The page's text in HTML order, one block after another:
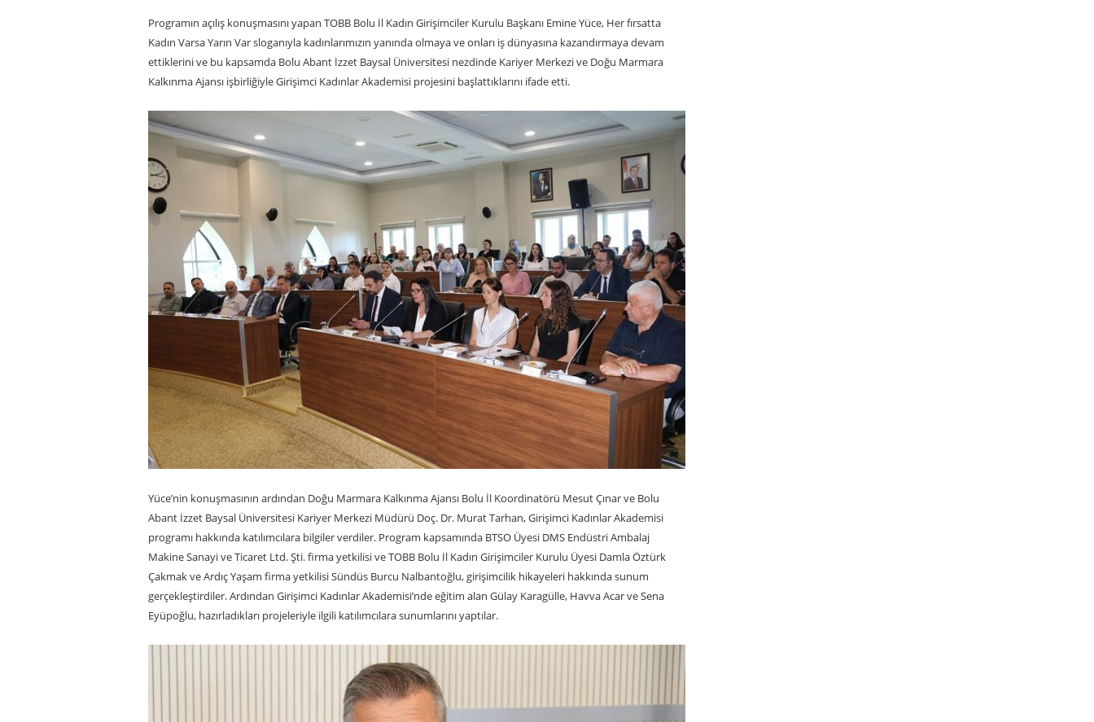
Programın açılış konuşmasını yapan TOBB Bolu İl Kadın Girişimciler Kurulu Başkanı Emine Yüce, Her fırsatta
Kadın Varsa Yarın Var sloganıyla kadınlarımızın yanında olmaya ve onları iş dünyasına kazandırmaya devam
ettiklerini ve bu kapsamda Bolu Abant İzzet Baysal Üniversitesi nezdinde Kariyer Merkezi ve Doğu Marmara
Kalkınma Ajansı işbirliğiyle Girişimci Kadınlar Akademisi projesini başlattıklarını ifade etti.
Yüce’nin konuşmasının ardından Doğu Marmara Kalkınma Ajansı Bolu İl Koordinatörü Mesut Çınar ve Bolu
Abant İzzet Baysal Üniversitesi Kariyer Merkezi Müdürü Doç. Dr. Murat Tarhan, Girişimci Kadınlar Akademisi
programı hakkında katılımcılara bilgiler verdiler. Program kapsamında BTSO Üyesi DMS Endüstri Ambalaj
Makine Sanayi ve Ticaret Ltd. Şti. firma yetkilisi ve TOBB Bolu İl Kadın Girişimciler Kurulu Üyesi Damla Öztürk
Çakmak ve Ardıç Yaşam firma yetkilisi Sündüs Burcu Nalbantoğlu, girişimcilik hikayeleri hakkında sunum
gerçekleştirdiler. Ardından Girişimci Kadınlar Akademisi’nde eğitim alan Gülay Karagülle, Havva Acar ve Sena
Eyüpoğlu, hazırladıkları projeleriyle ilgili katılımcılara sunumlarını yaptılar.